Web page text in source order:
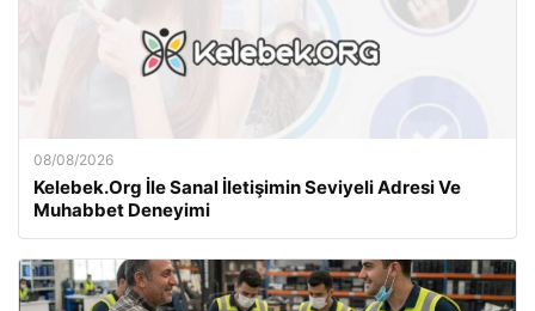
08/08/2026
Kelebek.Org İle Sanal İletişimin Seviyeli Adresi Ve
Muhabbet Deneyimi